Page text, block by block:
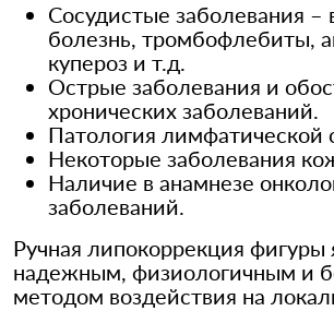
Сосудистые заболевания –
болезнь, тромбофлебиты,
купероз и т.д.
Острые заболевания и
хронических заболеваний.
Патология лимфатической
Некоторые заболевания
Наличие в анамнезе
заболеваний.
Ручная липокоррекция фигуры
надежным, физиологичным и
методом воздействия на